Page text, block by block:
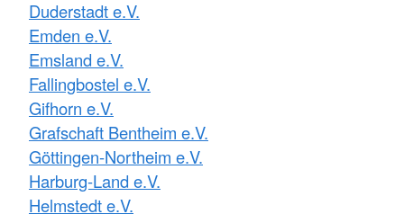
Duderstadt e.V.
Emden e.V.
Emsland e.V.
Fallingbostel e.V.
Gifhorn e.V.
Grafschaft Bentheim e.V.
Göttingen-Northeim e.V.
Harburg-Land e.V.
Helmstedt e.V.